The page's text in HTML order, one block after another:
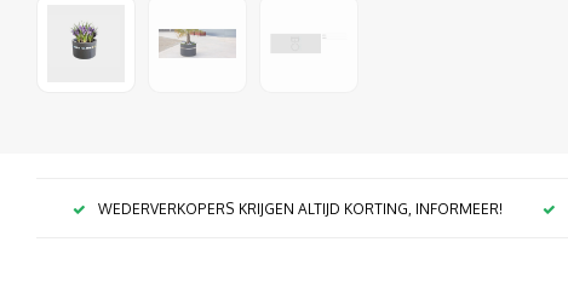
WEDERVERKOPERS KRIJGEN ALTIJD KORTING, INFORMEER!